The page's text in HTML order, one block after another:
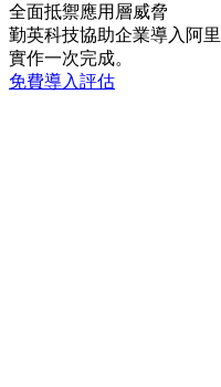
全面抵禦應用層威脅
勤英科技協助企業導入阿
實作一次完成。
免費導入評估